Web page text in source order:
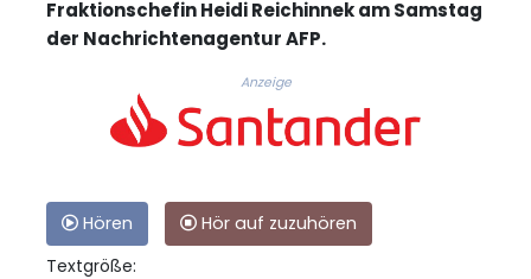
Fraktionschefin Heidi Reichinnek am Samstag
der Nachrichtenagentur AFP.
Anzeige
Hören
Hör auf zuzuhören
Textgröße: